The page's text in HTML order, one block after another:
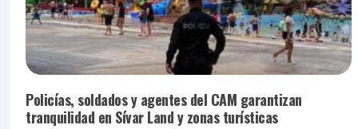
Policías, soldados y agentes del CAM garantizan
tranquilidad en Sívar Land y zonas turísticas